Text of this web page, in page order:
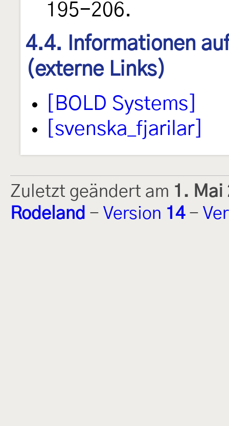
195-206.
4.4. Informationen
(externe Links)
[BOLD Systems]
[svenska_fjarilar]
Zuletzt geändert am 1. Mai
Rodeland - Version 14-